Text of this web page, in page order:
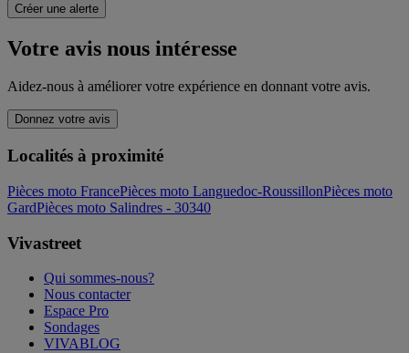
Créer une alerte
Votre avis nous intéresse
Aidez-nous à améliorer votre expérience en donnant votre avis.
Donnez votre avis
Localités à proximité
Pièces moto FrancePièces moto Languedoc-RoussillonPièces moto
GardPièces moto Salindres - 30340
Vivastreet
Qui sommes-nous?
Nous contacter
Espace Pro
Sondages
VIVABLOG